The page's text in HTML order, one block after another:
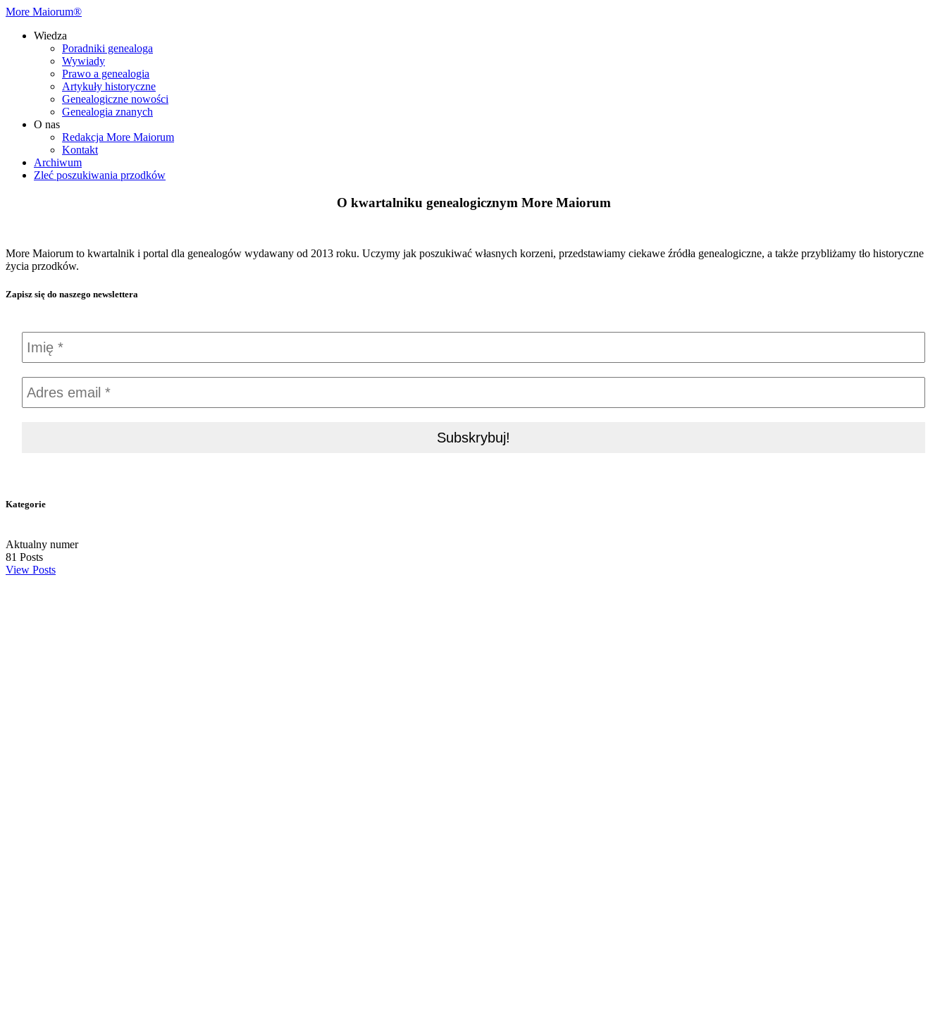
More Maiorum®
Wiedza
Poradniki genealoga
Wywiady
Prawo a genealogia
Artykuły historyczne
Genealogiczne nowości
Genealogia znanych
O nas
Redakcja More Maiorum
Kontakt
Archiwum
Zleć poszukiwania przodków
O kwartalniku genealogicznym More Maiorum
More Maiorum to kwartalnik i portal dla genealogów wydawany od 2013 roku. Uczymy jak poszukiwać własnych korzeni, przedstawiamy ciekawe źródła genealogiczne, a także przybliżamy tło historyczne
życia przodków.
Zapisz się do naszego newslettera
Kategorie
Aktualny numer
81 Posts
View Posts